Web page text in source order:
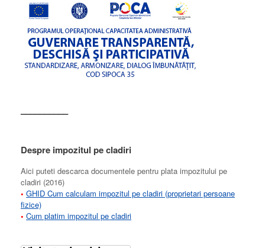
––––––––––
Despre impozitul pe cladiri
Aici puteti descarca documentele pentru plata impozitului pe
cladiri (2016)
• GHID Cum calculam impozitul pe cladiri (proprietari persoane
fizice)
• Cum platim impozitul pe cladiri